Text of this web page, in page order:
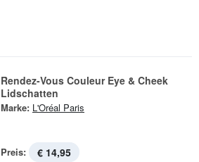
Rendez-Vous Couleur Eye & Cheek
Lidschatten
Marke: L'Oréal Paris
Preis: € 14,95